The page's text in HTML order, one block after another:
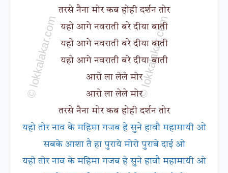
तरसे नैना मोर कब होही दर्शन तोर
यहो आगे नवराती बरे दीया बाती
यहो आगे नवराती बरे दीया बाती
यहो आगे नवराती बरे दीया बाती
आरो ला लेले मोर
आरो ला लेले मोर
तरसे नैना मोर कब होही दर्शन तोर
यहो तोर नाव के महिमा गजब हे सुने हावौ महामायी ओ
सबके आशा तै हा पुराये मोरो पुराबे दाई ओ
यहो तोर नाव के महिमा गजब हे सुने हावौ महामायी ओ